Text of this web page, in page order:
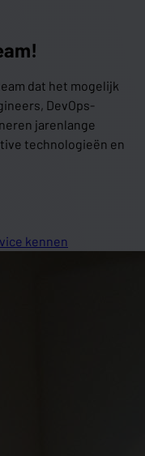
dat het mogelijk
DevOps-
jarenlange
technologieën en
kennen